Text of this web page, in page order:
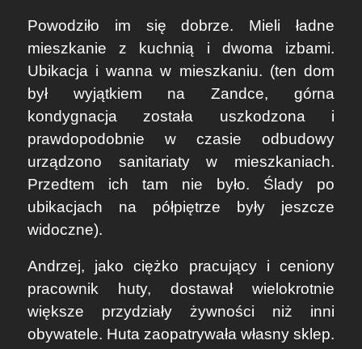
Powodziło im się dobrze. Mieli ładne
mieszkanie z kuchnią i dwoma izbami.
Ubikacja i wanna w mieszkaniu. (ten dom
był wyjątkiem na Zandce, górna
kondygnacja została uszkodzona i
prawdopodobnie w czasie odbudowy
urządzono sanitariaty w mieszkaniach.
Przedtem ich tam nie było. Ślady po
ubikacjach na półpiętrze były jeszcze
widoczne).
Andrzej, jako ciężko pracujący i ceniony
pracownik huty, dostawał wielokrotnie
większe przydziały żywności niż inni
obywatele. Huta zaopatrywała własny sklep.